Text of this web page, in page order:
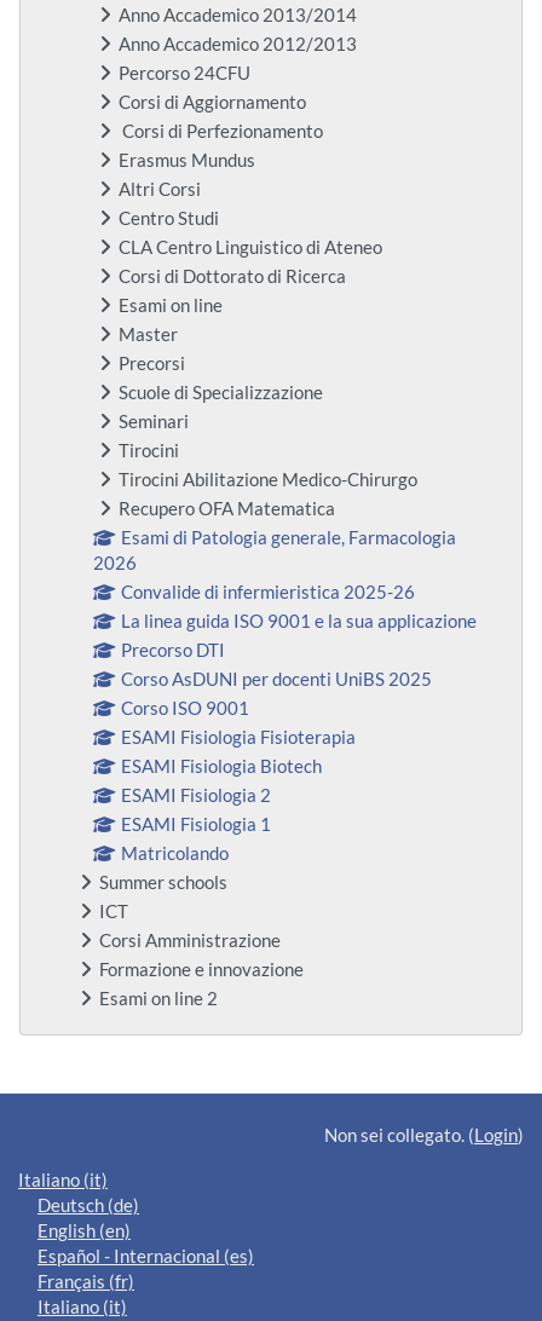
Anno Accademico 2013/2014
Anno Accademico 2012/2013
Percorso 24CFU
Corsi di Aggiornamento
Corsi di Perfezionamento
Erasmus Mundus
Altri Corsi
Centro Studi
CLA Centro Linguistico di Ateneo
Corsi di Dottorato di Ricerca
Esami on line
Master
Precorsi
Scuole di Specializzazione
Seminari
Tirocini
Tirocini Abilitazione Medico-Chirurgo
Recupero OFA Matematica
Esami di Patologia generale, Farmacologia
2026
Convalide di infermieristica 2025-26
La linea guida ISO 9001 e la sua applicazione
Precorso DTI
Corso AsDUNI per docenti UniBS 2025
Corso ISO 9001
ESAMI Fisiologia Fisioterapia
ESAMI Fisiologia Biotech
ESAMI Fisiologia 2
ESAMI Fisiologia 1
Matricolando
Summer schools
ICT
Corsi Amministrazione
Formazione e innovazione
Esami on line 2
Blocchi supplementari
Non sei collegato. (Login)
Italiano ‎(it)‎
Deutsch ‎(de)‎
English ‎(en)‎
Español - Internacional ‎(es)‎
Français ‎(fr)‎
Italiano ‎(it)‎